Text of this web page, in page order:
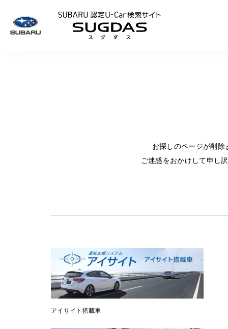
お探しのページが削
ご迷惑をおかけして申し
アイサイト搭載車